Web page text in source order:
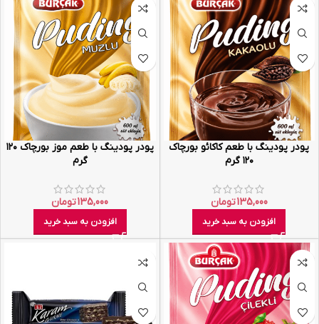
پودر پودینگ با طعم کاکائو بورچاک
۱۲۰ گرم
135,000تومان
افزودن به سبد خرید
پودر پودینگ با طعم موز بورچاک ۱۲۰
گرم
135,000تومان
افزودن به سبد خرید